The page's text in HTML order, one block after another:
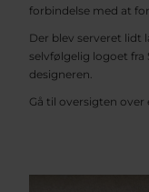
forbindelse med at
Der blev serveret lidt
selvfølgelig logoet
designeren.
Gå til oversigten over